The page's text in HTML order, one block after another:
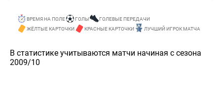
ВРЕМЯ НА ПОЛЕ ГОЛЫ
ГОЛЕВЫЕ ПЕРЕДАЧИ
ЖЁЛТЫЕ КАРТОЧКИ
КРАСНЫЕ КАРТОЧКИ ЛУЧШИЙ ИГРОК МАТЧА
В статистике учитываются матчи начиная с сезона
2009/10